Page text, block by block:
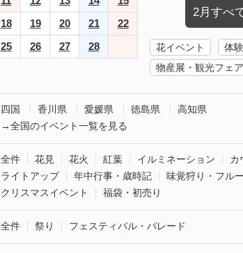
18 19 20 21
22
25 26 27 28
2月すべ
花イベント
体
物産展・観光フェア
四国 香川県 愛媛県 徳島県
高知県
→全国のイベント一覧を見る
全件 花見 花火 紅葉 イルミネーション カ
ライトアップ
年中行事・歳時記
味覚狩り・フル
クリスマスイベント
福袋・初売り
全件 祭り フェスティバル・パレード